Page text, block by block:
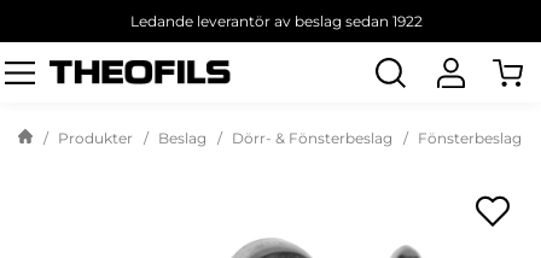
Ledande leverantör av beslag sedan 1922
Sök
produkt
Produkter Beslag Dörr- & Fönsterbeslag Fönsterbeslag